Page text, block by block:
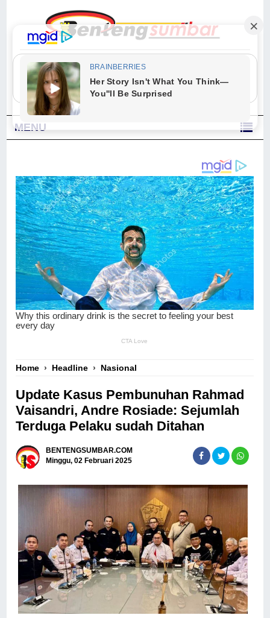
"Sesungguhnya Allah dan para malaikat-Nya berselawat untuk Nabi.
Wahai orang-orang yang beriman, berselawatlah kamu untuk Nabi dan
ucapkanlah salam dengan penuh penghormatan kepadanya." (Qs. Al
Ahzab Ayat 56)
MENU
Home › Headline › Nasional
Update Kasus Pembunuhan Rahmad
Vaisandri, Andre Rosiade: Sejumlah
Terduga Pelaku sudah Ditahan
BENTENGSUMBAR.COM
Minggu, 02 Februari 2025